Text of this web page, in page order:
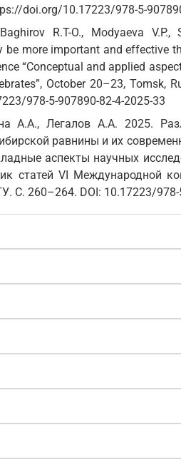
doi.org/10.17223/978-5-
R.T-O., Modyaeva
be more important and effective
“Conceptual and applied
October 20–23, Tomsk,
978-5-907890-82-4-2025-33
А.А., Легалов А.А. 2025.
равнины и их
аспекты научных
статей VI Международной
С. 260–264. DOI: 10.17223/